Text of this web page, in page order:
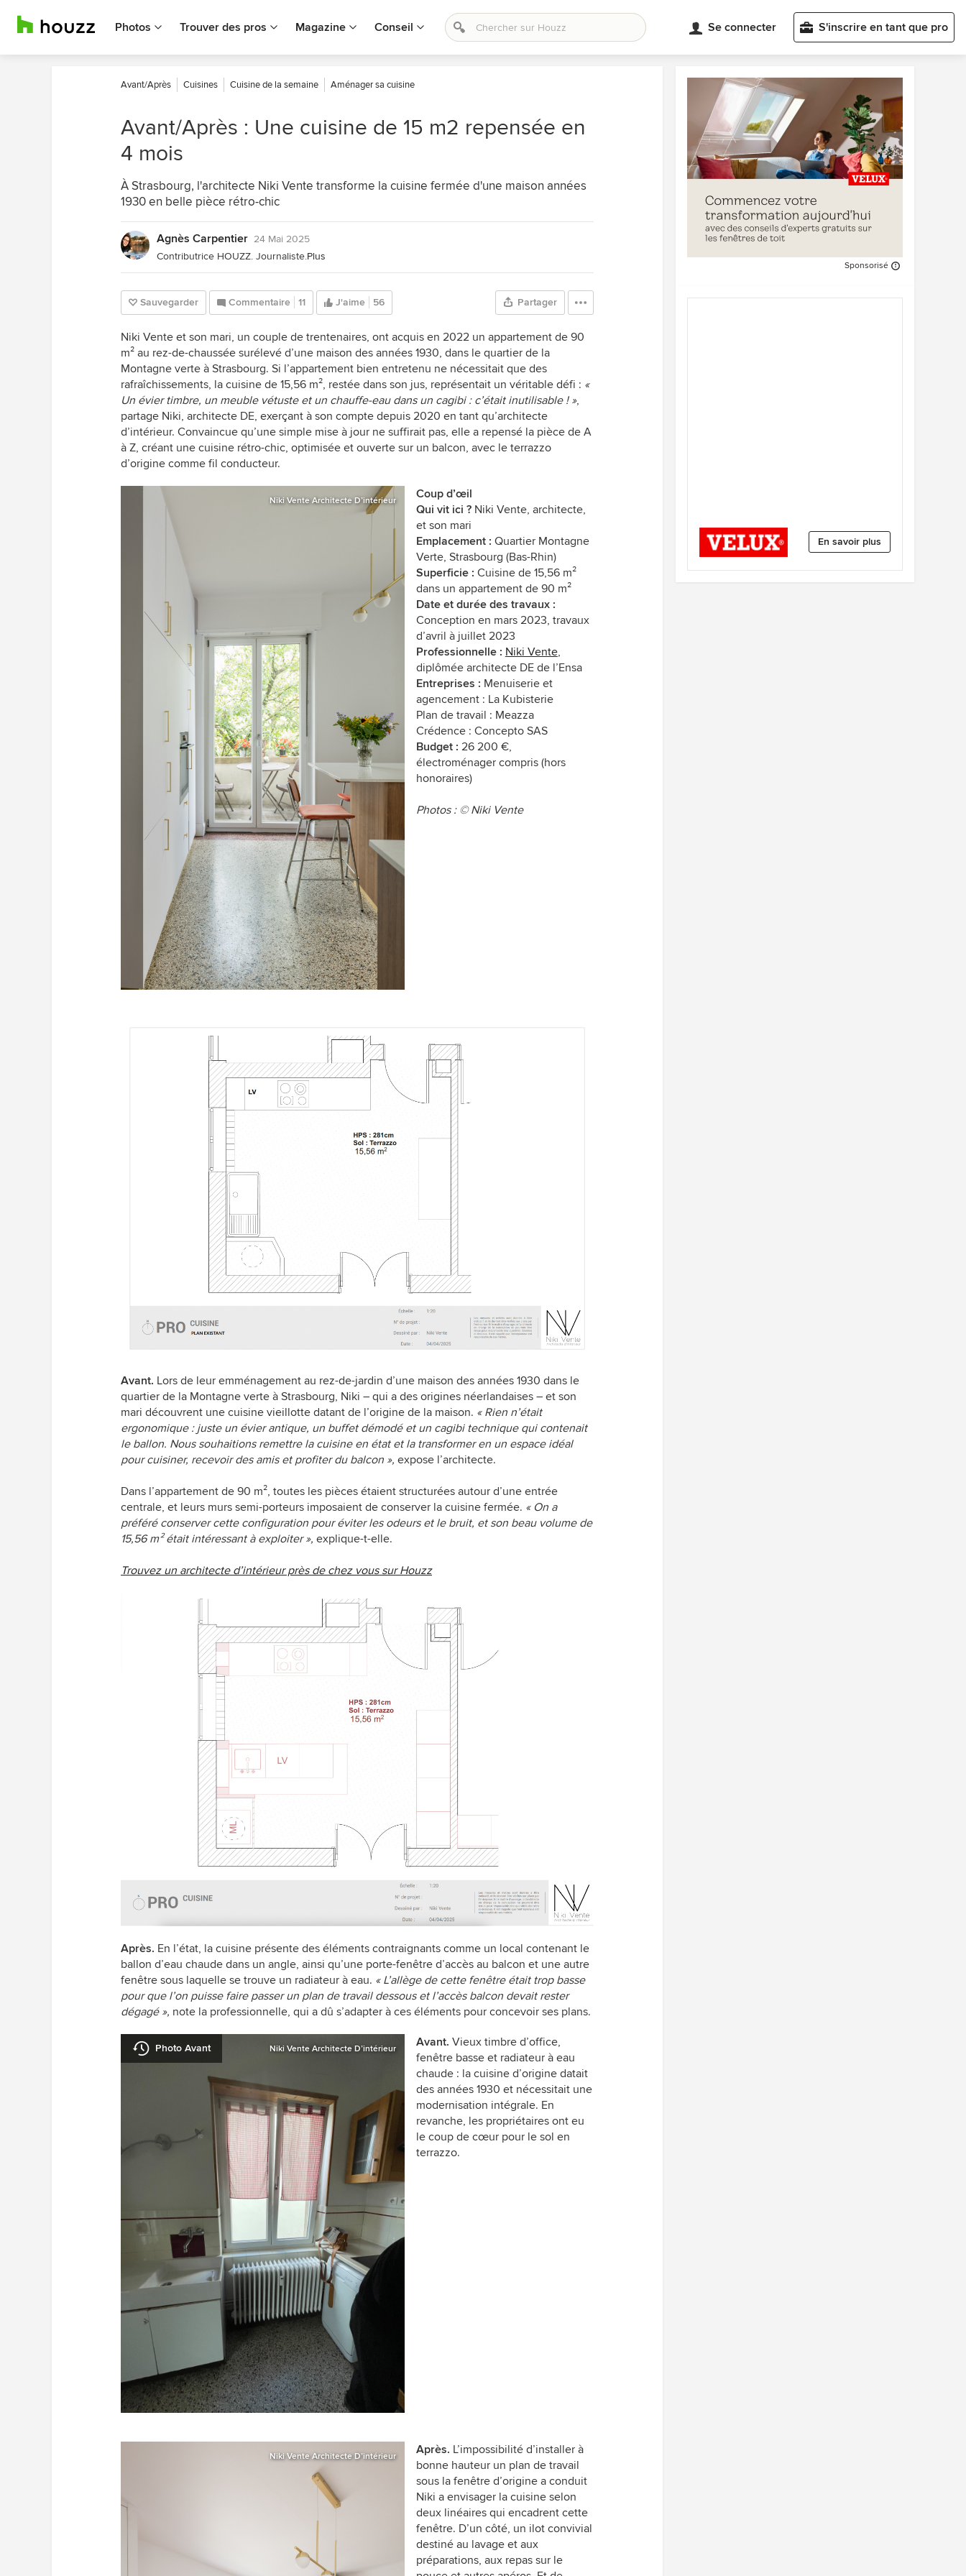
Photos Trouver des pros Magazine Conseil Se connecter S'inscrire en tant que pro
Avant/Après Cuisines Cuisine de la semaine Aménager sa cuisine
Avant/Après : Une cuisine de 15 m2 repensée en
4 mois
À Strasbourg, l'architecte Niki Vente transforme la cuisine fermée d'une maison années
1930 en belle pièce rétro-chic
Agnès Carpentier 24 Mai 2025
Contributrice HOUZZ. Journaliste.Plus
Sauvegarder Commentaire 11 J'aime 56 Partager
Niki Vente et son mari, un couple de trentenaires, ont acquis en 2022 un appartement de 90
m² au rez-de-chaussée surélevé d’une maison des années 1930, dans le quartier de la
Montagne verte à Strasbourg. Si l’appartement bien entretenu ne nécessitait que des
rafraîchissements, la cuisine de 15,56 m², restée dans son jus, représentait un véritable défi : «
Un évier timbre, un meuble vétuste et un chauffe-eau dans un cagibi : c’était inutilisable ! »,
partage Niki, architecte DE, exerçant à son compte depuis 2020 en tant qu’architecte
d’intérieur. Convaincue qu’une simple mise à jour ne suffirait pas, elle a repensé la pièce de A
à Z, créant une cuisine rétro-chic, optimisée et ouverte sur un balcon, avec le terrazzo
d’origine comme fil conducteur.
Niki Vente Architecte D’intérieur
Coup d’œil
Qui vit ici ?Niki Vente, architecte,
et son mari
Emplacement : Quartier Montagne
Verte, Strasbourg (Bas-Rhin)
Superficie : Cuisine de 15,56 m²
dans un appartement de 90 m²
Date et durée des travaux :
Conception en mars 2023, travaux
d’avril à juillet 2023
Professionnelle : Niki Vente,
diplômée architecte DE de l’Ensa
Entreprises : Menuiserie et
agencement : La Kubisterie
Plan de travail : Meazza
Crédence : Concepto SAS
Budget : 26 200 €,
électroménager compris (hors
honoraires)
Photos : © Niki Vente
Avant. Lors de leur emménagement au rez-de-jardin d’une maison des années 1930 dans le
quartier de la Montagne verte à Strasbourg, Niki – qui a des origines néerlandaises – et son
mari découvrent une cuisine vieillotte datant de l’origine de la maison. « Rien n’était
ergonomique : juste un évier antique, un buffet démodé et un cagibi technique qui contenait
le ballon. Nous souhaitions remettre la cuisine en état et la transformer en un espace idéal
pour cuisiner, recevoir des amis et profiter du balcon », expose l’architecte.
Dans l’appartement de 90 m², toutes les pièces étaient structurées autour d’une entrée
centrale, et leurs murs semi-porteurs imposaient de conserver la cuisine fermée. « On a
préféré conserver cette configuration pour éviter les odeurs et le bruit, et son beau volume de
15,56 m² était intéressant à exploiter », explique-t-elle.
Trouvez un architecte d’intérieur près de chez vous sur Houzz
Après. En l’état, la cuisine présente des éléments contraignants comme un local contenant le
ballon d’eau chaude dans un angle, ainsi qu’une porte-fenêtre d’accès au balcon et une autre
fenêtre sous laquelle se trouve un radiateur à eau. « L’allège de cette fenêtre était trop basse
pour que l’on puisse faire passer un plan de travail dessous et l’accès balcon devait rester
dégagé», note la professionnelle, qui a dû s’adapter à ces éléments pour concevoir ses plans.
Photo Avant Niki Vente Architecte D’intérieur Avant. Vieux timbre d’office,
fenêtre basse et radiateur à eau
chaude : la cuisine d’origine datait
des années 1930 et nécessitait une
modernisation intégrale. En
revanche, les propriétaires ont eu
le coup de cœur pour le sol en
terrazzo.
Niki Vente Architecte D’intérieur Après. L’impossibilité d’installer à
bonne hauteur un plan de travail
sous la fenêtre d’origine a conduit
Niki a envisager la cuisine selon
deux linéaires qui encadrent cette
fenêtre. D’un côté, un ilot convivial
destiné au lavage et aux
préparations, aux repas sur le
Sponsorisé
En savoir plus